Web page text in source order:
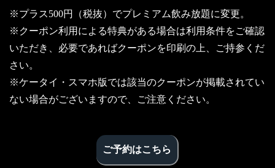
※プラス500円（税抜）でプレミアム飲み放題に変更。
※クーポン利用による特典がある場合は利用条件をご確認
いただき、必要であればクーポンを印刷の上、ご持参くだ
さい。
※ケータイ・スマホ版では該当のクーポンが掲載されてい
ない場合がございますので、ご注意ください。
ご予約はこちら